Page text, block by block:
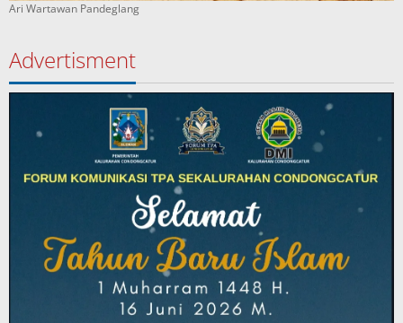
Ari Wartawan Pandeglang
Advertisment